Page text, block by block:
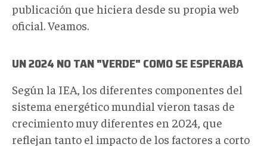
publicación que hiciera desde su propia web
oficial. Veamos.
UN 2024 NO TAN "VERDE" COMO SE ESPERABA
Según la IEA, los diferentes componentes del
sistema energético mundial vieron tasas de
crecimiento muy diferentes en 2024, que
reflejan tanto el impacto de los factores a corto